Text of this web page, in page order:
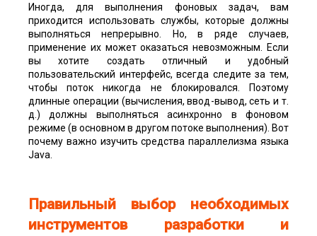
Иногда, для выполнения фоновых задач, вам
приходится использовать службы, которые должны
выполняться непрерывно. Но, в ряде случаев,
применение их может оказаться невозможным. Если
вы хотите создать отличный и удобный
пользовательский интерфейс, всегда следите за тем,
чтобы поток никогда не блокировался. Поэтому
длинные операции (вычисления, ввод-вывод, сеть и т.
д.) должны выполняться асинхронно в фоновом
режиме (в основном в другом потоке выполнения). Вот
почему важно изучить средства параллелизма языка
Java.
Правильный выбор необходимых
инструментов разработки и